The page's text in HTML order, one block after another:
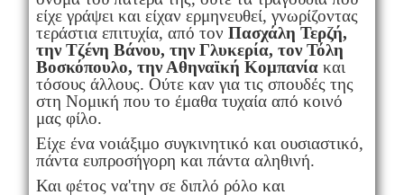
είχε γράψει και είχαν ερμηνευθεί, γνωρίζοντας
τεράστια επιτυχία, από τον Πασχάλη Τερζή,
την Τζένη Βάνου, την Γλυκερία, τον Τόλη
Βοσκόπουλο, την Αθηναϊκή Κομπανία και
τόσους άλλους. Ούτε καν για τις σπουδές της
στη Νομική που το έμαθα τυχαία από κοινό
μας φίλο.
Είχε ένα νοιάξιμο συγκινητικό και ουσιαστικό,
πάντα ευπροσήγορη και πάντα αληθινή.
Και φέτος να'την σε διπλό ρόλο και